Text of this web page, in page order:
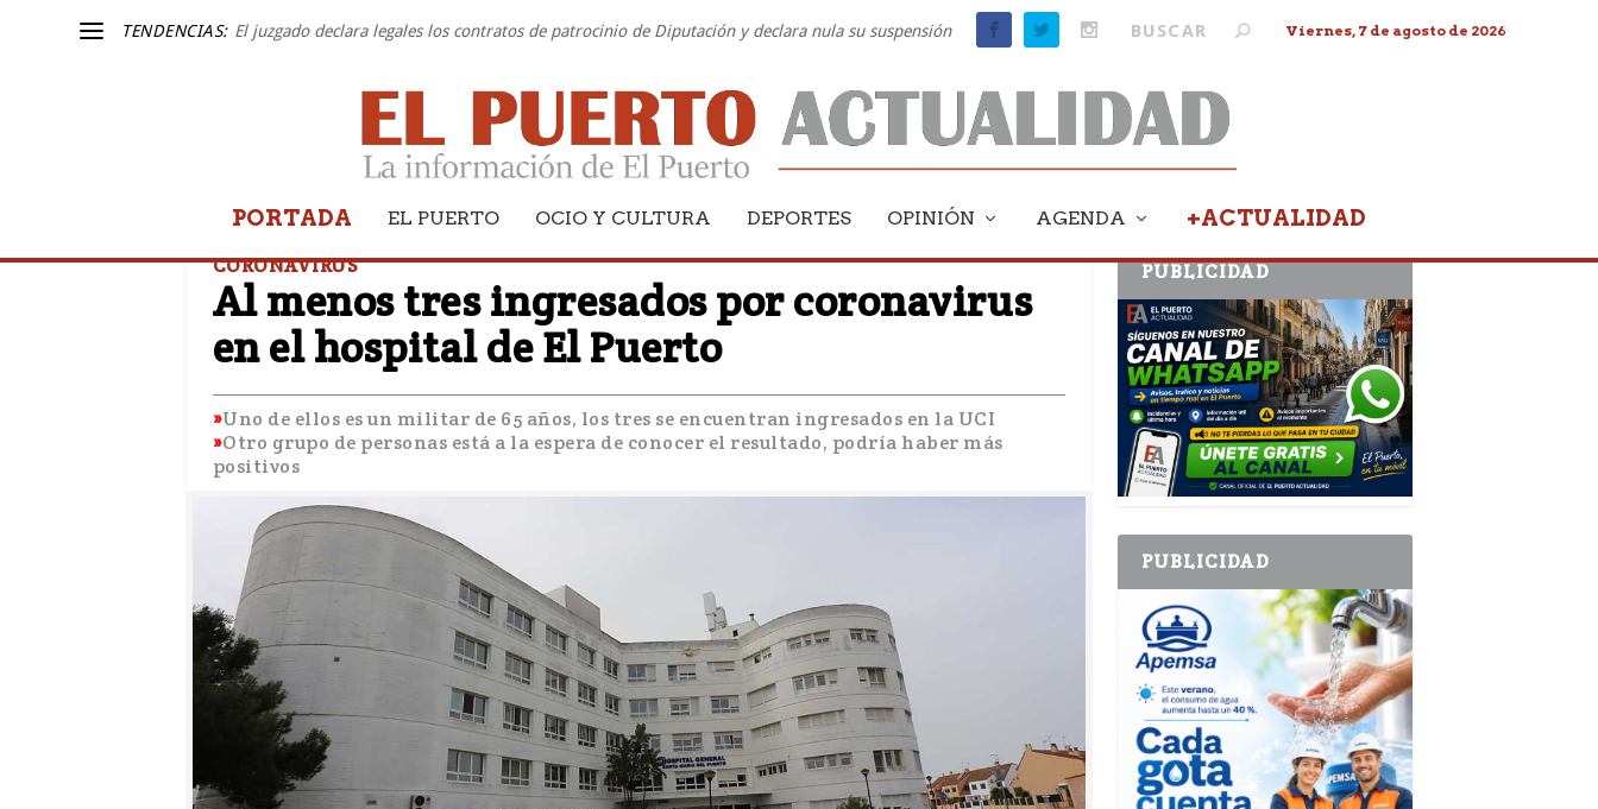
TENDENCIAS: El juzgado declara legales los contratos de patrocinio de Diputación y declara nula su suspensión Viernes, 7 de agosto de 2026
PORTADA EL PUERTO OCIO Y CULTURA DEPORTES OPINIÓN AGENDA +ACTUALIDAD
CORONAVIRUS
Al menos tres ingresados por coronavirus
en el hospital de El Puerto
Uno de ellos es un militar de 65 años, los tres se encuentran ingresados en la UCI
Otro grupo de personas está a la espera de conocer el resultado, podría haber más
positivos
PUBLICIDAD
PUBLICIDAD